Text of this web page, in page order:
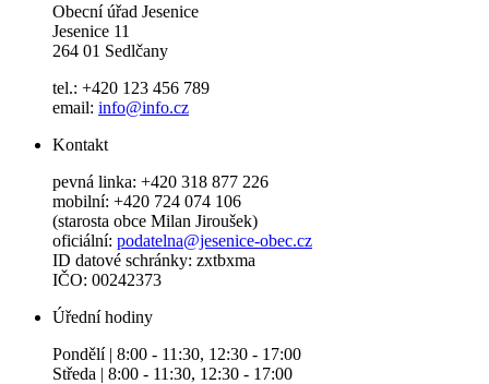
Obecní úřad Jesenice
Jesenice 11
264 01 Sedlčany
tel.: +420 123 456 789
email: info@info.cz
Kontakt
pevná linka: +420 318 877 226
mobilní: +420 724 074 106
(starosta obce Milan Jiroušek)
oficiální: podatelna@jesenice-obec.cz
ID datové schránky: zxtbxma
IČO: 00242373
Úřední hodiny
Pondělí | 8:00 - 11:30, 12:30 - 17:00
Středa | 8:00 - 11:30, 12:30 - 17:00